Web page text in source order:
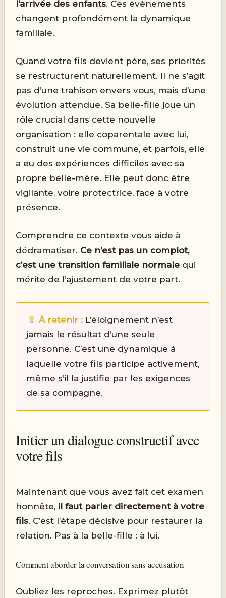
l’arrivée des enfants. Ces événements
changent profondément la dynamique
familiale.
Quand votre fils devient père, ses priorités
se restructurent naturellement. Il ne s’agit
pas d’une trahison envers vous, mais d’une
évolution attendue. Sa belle-fille joue un
rôle crucial dans cette nouvelle
organisation : elle coparentale avec lui,
construit une vie commune, et parfois, elle
a eu des expériences difficiles avec sa
propre belle-mère. Elle peut donc être
vigilante, voire protectrice, face à votre
présence.
Comprendre ce contexte vous aide à
dédramatiser. Ce n’est pas un complot,
c’est une transition familiale normale qui
mérite de l’ajustement de votre part.
À retenir :L’éloignement n’est
jamais le résultat d’une seule
personne. C’est une dynamique à
laquelle votre fils participe activement,
même s’il la justifie par les exigences
de sa compagne.
Initier un dialogue constructif avec
votre fils
Maintenant que vous avez fait cet examen
honnête, il faut parler directement à votre
fils. C’est l’étape décisive pour restaurer la
relation. Pas à la belle-fille : à lui.
Comment aborder la conversation sans accusation
Oubliez les reproches. Exprimez plutôt